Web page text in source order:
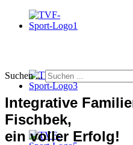
Suchen ...
Integrative
Fischbek,
ein voller Erfolg!